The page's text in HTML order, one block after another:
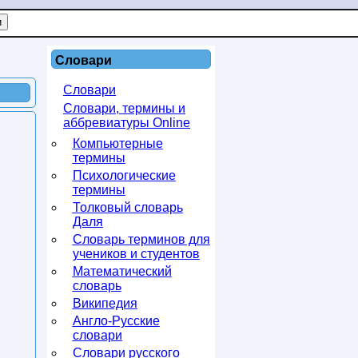
Словари
Словари
Словари, термины и
аббревиатуры Online
Компьютерные
термины
Психологические
термины
Толковый словарь
Даля
Словарь терминов для
учеников и студентов
Математический
словарь
Википедия
Англо-Русские
словари
Словари русского